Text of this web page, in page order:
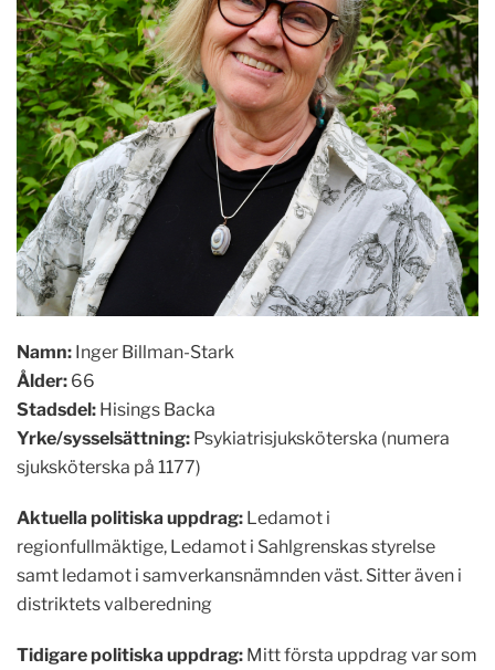
Namn: Inger Billman-Stark
Ålder: 66
Stadsdel: Hisings Backa
Yrke/sysselsättning: Psykiatrisjuksköterska (numera
sjuksköterska på 1177)
Aktuella politiska uppdrag: Ledamot i
regionfullmäktige, Ledamot i Sahlgrenskas styrelse
samt ledamot i samverkansnämnden väst. Sitter även i
distriktets valberedning
Tidigare politiska uppdrag: Mitt första uppdrag var som